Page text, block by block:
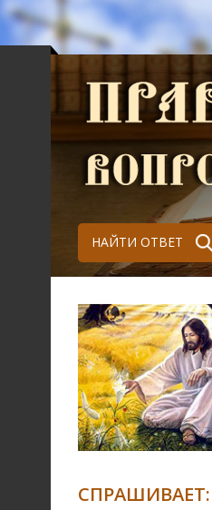
НАЙТИ ОТВЕТ
СПРАШИВАЕТ: